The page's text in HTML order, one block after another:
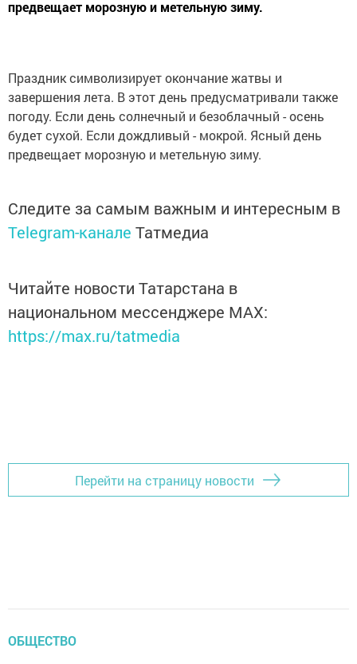
предвещает морозную и метельную зиму.
Праздник символизирует окончание жатвы и
завершения лета. В этот день предусматривали также
погоду. Если день солнечный и безоблачный - осень
будет сухой. Если дождливый - мокрой. Ясный день
предвещает морозную и метельную зиму.
Следите за самым важным и интересным в
Telegram-канале Татмедиа
Читайте новости Татарстана в
национальном мессенджере MАХ:
https://max.ru/tatmedia
Перейти на страницу новости
ОБЩЕСТВО